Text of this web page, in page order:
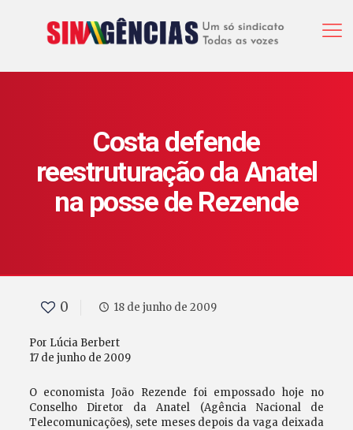
Costa defende
reestruturação da Anatel
na posse de Rezende
0 18 de junho de 2009
Por Lúcia Berbert
17 de junho de 2009
O economista João Rezende foi empossado hoje no
Conselho Diretor da Anatel (Agência Nacional de
Telecomunicações), sete meses depois da vaga deixada